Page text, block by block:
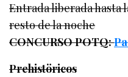
Entrada liberada hasta
resto de la noche
CONCURSO POTQ:
Prehistöricos